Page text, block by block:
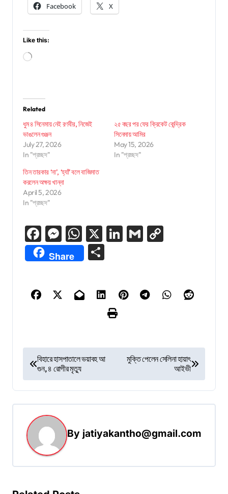
Facebook X
Like this:
Loading…
Related
ধুম ৪ সিনেমায় নেই রণবীর, নিজেই
ভাঙলেন গুঞ্জন
July 27, 2026
In "প্রচ্ছদ"
২৫ বছর পর ফের ক্রিকেট কেন্দ্রিক
সিনেমায় আমির
May 15, 2026
In "প্রচ্ছদ"
তিন তারকার ‘না’, ‘হ্যাঁ’ বলে বাজিমাত
করলেন অক্ষয় খান্না
April 5, 2026
In "প্রচ্ছদ"
Facebook
Messenger
WhatsApp
X LinkedIn
Gmail
Share
s
t
n
a
g
বিহারে হাসপাতালে ভয়াবহ আ
গুন, ৪ রোগীর মৃত্যু
মুক্তি পেলেন সেলিনা হায়াৎ
আইভী
By jatiyakantho@gmail.com